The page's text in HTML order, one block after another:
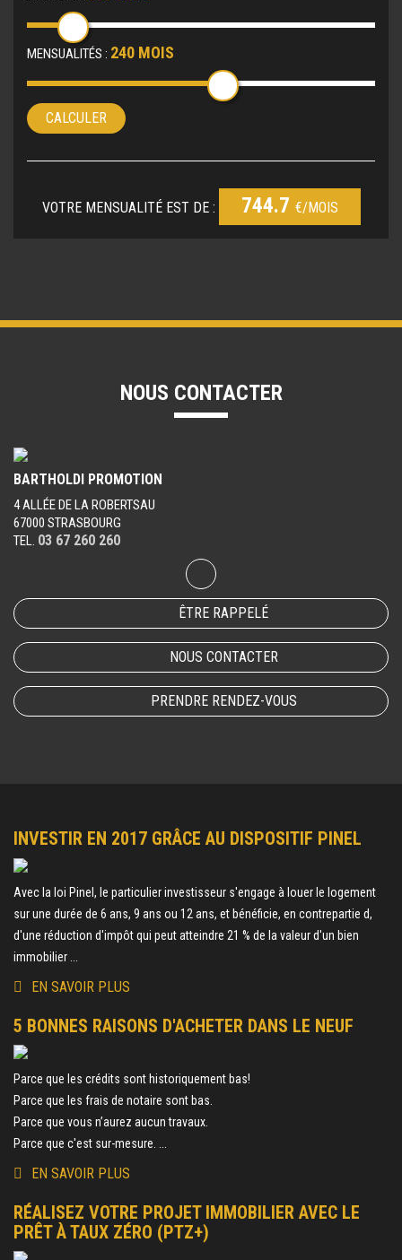
MENSUALITÉS : 240 MOIS
CALCULER
VOTRE MENSUALITÉ EST DE : 744.7 €/MOIS
NOUS CONTACTER
BARTHOLDI PROMOTION
4 ALLÉE DE LA ROBERTSAU
67000 STRASBOURG
TEL. 03 67 260 260
ÊTRE RAPPELÉ
NOUS CONTACTER
PRENDRE RENDEZ-VOUS
INVESTIR EN 2017 GRÂCE AU DISPOSITIF PINEL
Avec la loi Pinel, le particulier investisseur s'engage à louer le logement
sur une durée de 6 ans, 9 ans ou 12 ans, et bénéficie, en contrepartie d,
d'une réduction d'impôt qui peut atteindre 21 % de la valeur d'un bien
immobilier ...
EN SAVOIR PLUS
5 BONNES RAISONS D'ACHETER DANS LE NEUF
Parce que les crédits sont historiquement bas!
Parce que les frais de notaire sont bas.
Parce que vous n’aurez aucun travaux.
Parce que c'est sur-mesure. ...
EN SAVOIR PLUS
RÉALISEZ VOTRE PROJET IMMOBILIER AVEC LE
PRÊT À TAUX ZÉRO (PTZ+)